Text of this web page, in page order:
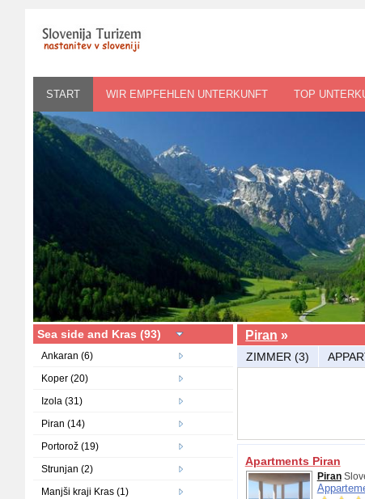
START WIR EMPFEHLEN UNTERKUNFT TOP
Sea side and Kras (93)
Ankaran (6)
Koper (20)
Izola (31)
Piran (14)
Portorož (19)
Strunjan (2)
Manjši kraji Kras (1)
Piran »
ZIMMER (3)
Apartments Piran
Piran